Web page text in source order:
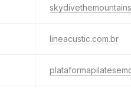
lineacustic.com.br